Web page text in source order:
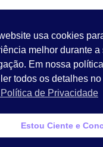
usa cookies
melhor durante a
Em nossa
todos os detalhes
Política de Privacidade
Estou Ciente e